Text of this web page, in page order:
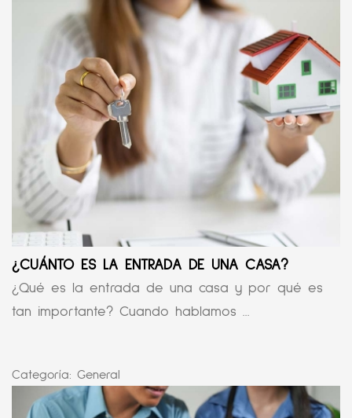
¿CUÁNTO ES LA ENTRADA DE UNA CASA?
¿Qué es la entrada de una casa y por qué es
tan importante? Cuando hablamos ...
Categoría: General